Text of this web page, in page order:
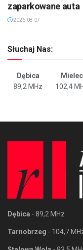
zaparkowane auta
2026-08-07
Słuchaj Nas:
Dębica Mielec
89,2 MHz
102,4
Dębica - 89,2 MHz
Tarnobrzeg - 104,7